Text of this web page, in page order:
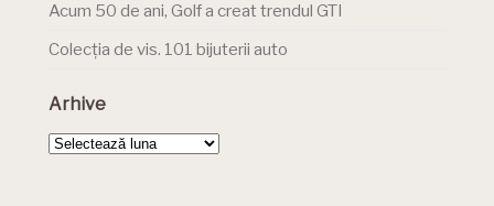
Acum 50 de ani, Golf a creat trendul GTI
Colecția de vis. 101 bijuterii auto
Arhive
Arhive